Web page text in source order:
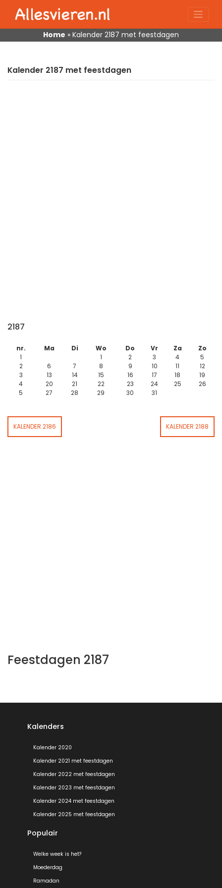
content
Home » Kalender 2187 met feestdagen
Kalender 2187 met feestdagen
2187
nr. Ma Di Wo Do Vr Za
Zo
1
1 2 3 4
5
2
6 7 8 9 10 11
12
3
13 14 15 16 17 18
19
4
20 21 22 23 24 25
26
5
27 28 29 30 31
KALENDER 2186 KALENDER 2188
Feestdagen 2187
Kalenders
Kalender 2020
Kalender 2021 met feestdagen
Kalender 2022 met feestdagen
Kalender 2023 met feestdagen
Kalender 2024 met feestdagen
Kalender 2025 met feestdagen
Populair
Welke week is het?
Moederdag
Ramadan